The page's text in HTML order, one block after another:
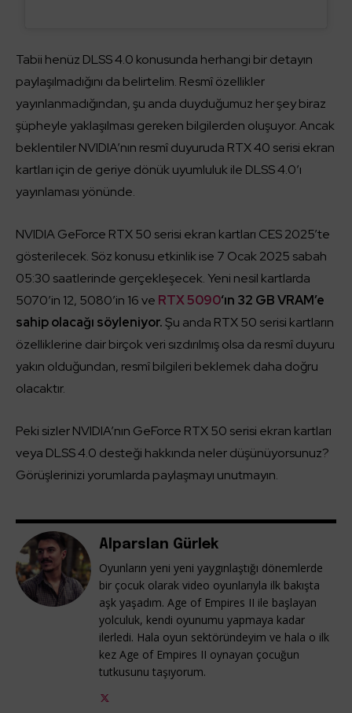
Tabii henüz DLSS 4.0 konusunda herhangi bir detayın
paylaşılmadığını da belirtelim. Resmî özellikler
yayınlanmadığından, şu anda duyduğumuz her şey biraz
şüpheyle yaklaşılması gereken bilgilerden oluşuyor. Ancak
beklentiler NVIDIA’nın resmî duyuruda RTX 40 serisi ekran
kartları için de geriye dönük uyumluluk ile DLSS 4.0’ı
yayınlaması yönünde.
NVIDIA GeForce RTX 50 serisi ekran kartları CES 2025’te
gösterilecek. Söz konusu etkinlik ise 7 Ocak 2025 sabah
05:30 saatlerinde gerçekleşecek. Yeni nesil kartlarda
5070’in 12, 5080’in 16 ve RTX 5090‘ın 32 GB VRAM’e
sahip olacağı söyleniyor.Şu anda RTX 50 serisi kartların
özelliklerine dair birçok veri sızdırılmış olsa da resmî duyuru
yakın olduğundan, resmî bilgileri beklemek daha doğru
olacaktır.
Peki sizler NVIDIA’nın GeForce RTX 50 serisi ekran kartları
veya DLSS 4.0 desteği hakkında neler düşünüyorsunuz?
Görüşlerinizi yorumlarda paylaşmayı unutmayın.
Alparslan Gürlek
Oyunların yeni yeni yaygınlaştığı dönemlerde
bir çocuk olarak video oyunlarıyla ilk bakışta
aşk yaşadım. Age of Empires II ile başlayan
yolculuk, kendi oyunumu yapmaya kadar
ilerledi. Hala oyun sektöründeyim ve hala o ilk
kez Age of Empires II oynayan çocuğun
tutkusunu taşıyorum.